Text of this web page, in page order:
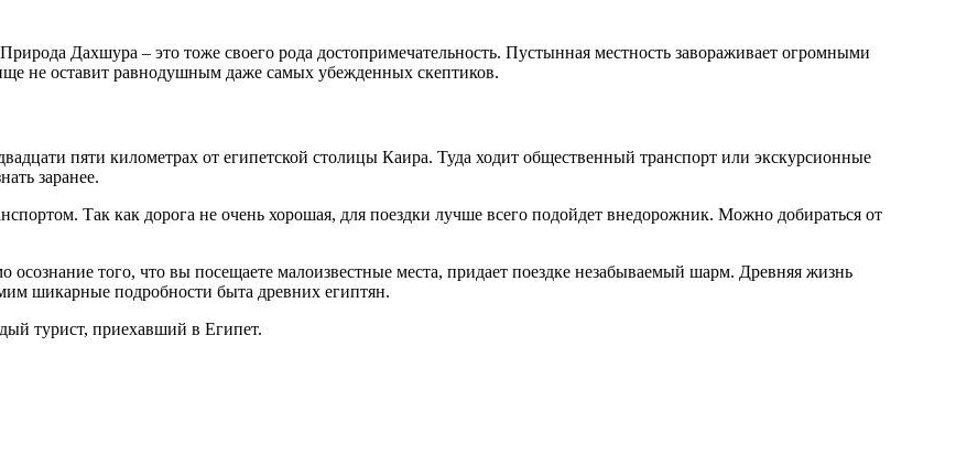
Дахшура – это тоже своего рода достопримечательность. Пустынная местность завораживает огромными
не оставит равнодушным даже самых убежденных скептиков.
пяти километрах от египетской столицы Каира. Туда ходит общественный транспорт или экскурсионные
заранее.
Так как дорога не очень хорошая, для поездки лучше всего подойдет внедорожник. Можно добираться от
того, что вы посещаете малоизвестные места, придает поездке незабываемый шарм. Древняя жизнь
шикарные подробности быта древних египтян.
турист, приехавший в Египет.